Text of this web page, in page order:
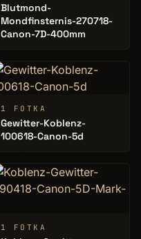
Blutmond-
Mondfinsternis-270718-
Canon-7D-400mm
1 FOTKA
Gewitter-Koblenz-
100618-Canon-5d
1 FOTKA